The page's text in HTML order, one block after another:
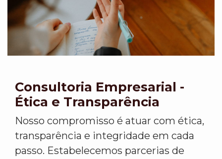
Consultoria Empresarial -
Ética e Transparência
Nosso compromisso é atuar com ética,
transparência e integridade em cada
passo. Estabelecemos parcerias de